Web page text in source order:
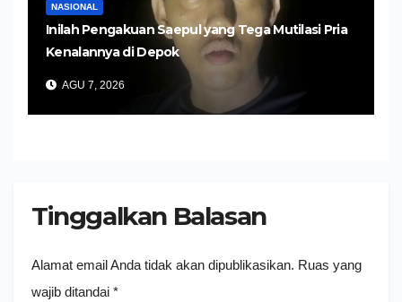
NASIONAL
Inilah Pengakuan Saepul yang Tega Mutilasi Pria
Kenalannya di Depok
AGU 7, 2026
Tinggalkan Balasan
Alamat email Anda tidak akan dipublikasikan. Ruas yang
wajib ditandai *